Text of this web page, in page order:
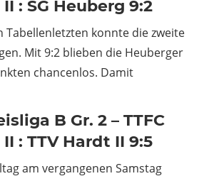
: SG Heuberg 9:2
Tabellenletzten konnte die zweite
Mit 9:2 blieben die Heuberger
chancenlos. Damit
B Gr. 2 – TTFC
: TTV Hardt II 9:5
am vergangenen Samstag